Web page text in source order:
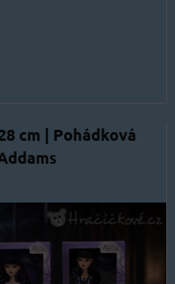
cm | Pohádková